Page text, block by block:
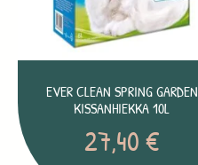
EVER CLEAN SPRING GARDEN
KISSANHIEKKA 10L
27,40€